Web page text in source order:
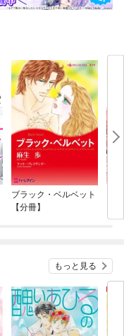
ブラック・ベルベット
【分冊】
もっと見る